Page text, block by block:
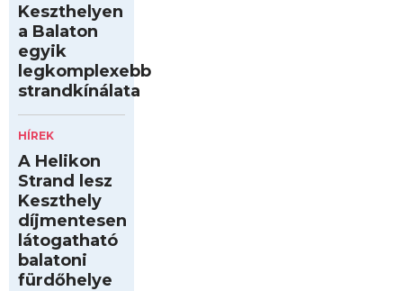
Keszthelyen
a Balaton
egyik
legkomplexebb
strandkínálata
HÍREK
A Helikon
Strand lesz
Keszthely
díjmentesen
látogatható
balatoni
fürdőhelye